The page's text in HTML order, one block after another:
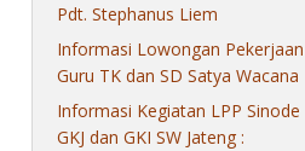
Pdt. Stephanus Liem
Informasi Lowongan Pekerjaan
Guru TK dan SD Satya Wacana
Informasi Kegiatan LPP Sinode
GKJ dan GKI SW Jateng :